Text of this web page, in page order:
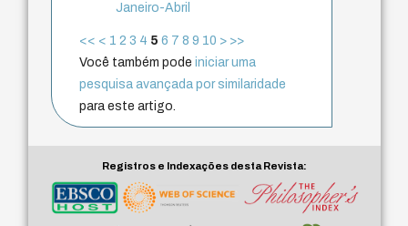
Janeiro-Abril
<< < 1 2 3 4 5 6 7 8 9 10 > >>
Você também podeiniciar uma
pesquisa avançada por similaridade
para este artigo.
Registros e Indexações desta Revista: